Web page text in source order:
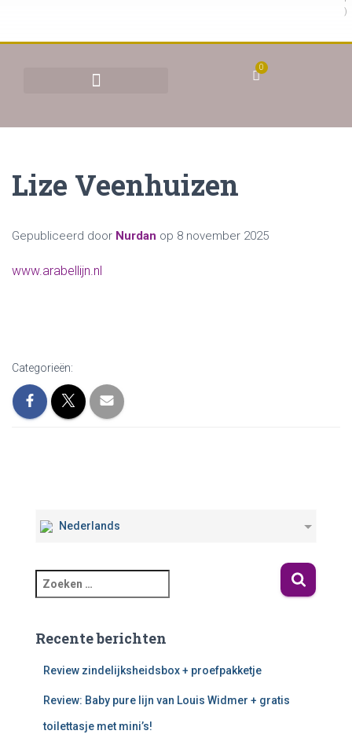
)
0
Lize Veenhuizen
Gepubliceerd door Nurdan op 8 november 2025
www.arabellijn.nl
Categorieën:
Nederlands
Recente berichten
Review zindelijksheidsbox + proefpakketje
Review: Baby pure lijn van Louis Widmer + gratis
toilettasje met mini’s!